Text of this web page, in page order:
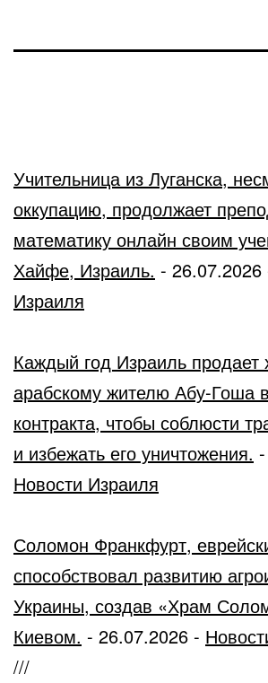
Учительница из Луганска,
оккупацию, продолжает
математику онлайн своим
Хайфе, Израиль. - 26.07.2026
Израиля
Каждый год Израиль продает
арабскому жителю Абу-Гоша
контракта, чтобы соблюсти
и избежать его уничтожения. -
Новости Израиля
Соломон Франкфурт,
способствовал развитию
Украины, создав «Храм
Киевом. - 26.07.2026 -
///